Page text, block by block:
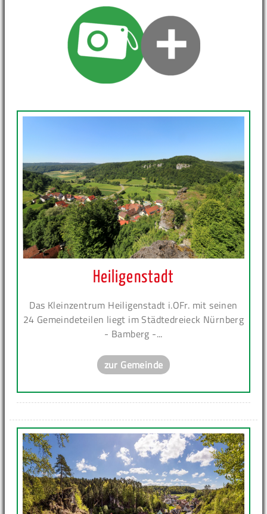
Heiligenstadt
Das Kleinzentrum Heiligenstadt i.OFr. mit seinen
24 Gemeindeteilen liegt im Städtedreieck Nürnberg
- Bamberg -...
zur Gemeinde